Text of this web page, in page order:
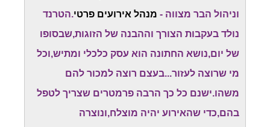
וניהול הבר מצווה - מנהל אירועים פרטי.הטרנד
נולד בעקבות הצורך וההבנה של הזוגות,שבסופו
של יום,נושא החתונה הוא עסק כלכלי ומתיש,וכל
מי שרוצה לעזור...בעצם רוצה למכור להם
משהו.ישנם כל כך הרבה פרמטרים שצריך לטפל
בהם,כדי שהאירוע יהיה מוצלח,ונוצרה